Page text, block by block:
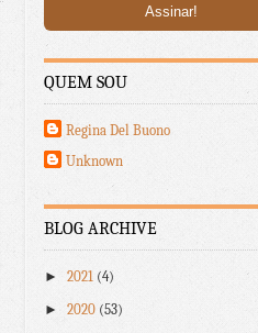
QUEM SOU
Regina Del Buono
Unknown
BLOG ARCHIVE
►2021 (4)
►2020 (53)